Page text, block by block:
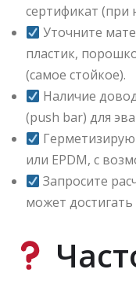
сертификат (при
Уточните
пластик,
(самое стойкое).
Наличие
(push bar) для
или EPDM, с
Запросите
может